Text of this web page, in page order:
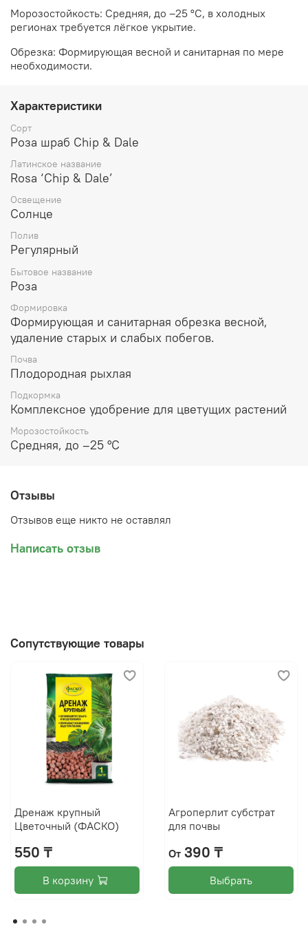
Морозостойкость: Средняя, до –25 °C, в холодных
регионах требуется лёгкое укрытие.
Обрезка: Формирующая весной и санитарная по мере
необходимости.
Характеристики
Сорт
Роза шраб Chip & Dale
Латинское название
Rosa ‘Chip & Dale’
Освещение
Солнце
Полив
Регулярный
Бытовое название
Роза
Формировка
Формирующая и санитарная обрезка весной,
удаление старых и слабых побегов.
Почва
Плодородная рыхлая
Подкормка
Комплексное удобрение для цветущих растений
Морозостойкость
Средняя, до –25 °C
Отзывы
Отзывов еще никто не оставлял
Написать отзыв
Сопутствующие товары
Дренаж крупный
Цветочный (ФАСКО)
550 ₸
В корзину
Агроперлит субстрат
для почвы
От390 ₸
Выбрать